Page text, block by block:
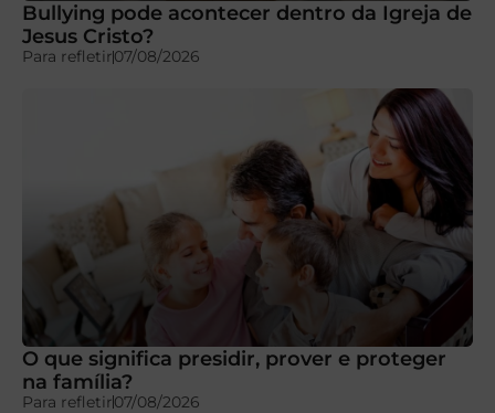
Bullying pode acontecer dentro da Igreja de
Jesus Cristo?
Para refletir07/08/2026
O que significa presidir, prover e proteger
na família?
Para refletir07/08/2026